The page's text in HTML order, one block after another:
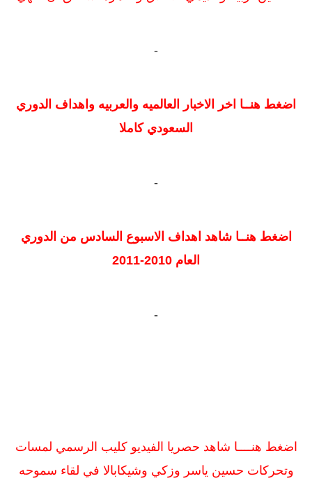
-
اضغط هنــا اخر الاخبار العالميه والعربيه واهداف الدوري
السعودي كاملا
-
اضغط هنــا شاهد اهداف الاسبوع السادس من الدوري
العام 2010-2011
-
اضغط هنــــا شاهد حصريا الفيديو كليب الرسمي لمسات
وتحركات حسين ياسر وزكي وشيكابالا في لقاء سموحه